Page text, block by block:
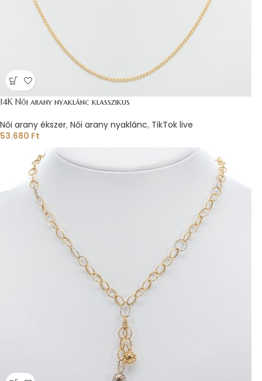
14K Női arany nyaklánc klasszikus
Női arany ékszer, Női arany nyaklánc, TikTok live
53.680 Ft